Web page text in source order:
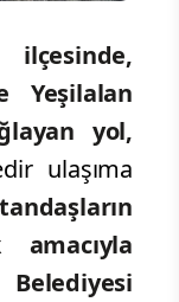
Yeşilalan
yol,
ulaşıma